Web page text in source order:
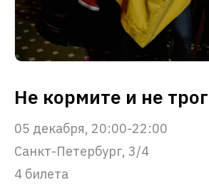
Не кормите и не
05 декабря, 20:00-22:00
Санкт-Петербург, 3/4
4 билета